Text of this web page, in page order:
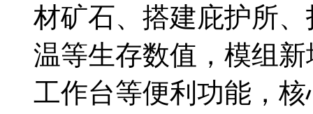
材矿石、搭建庇护所
温等生存数值，模组
工作台等便利功能，